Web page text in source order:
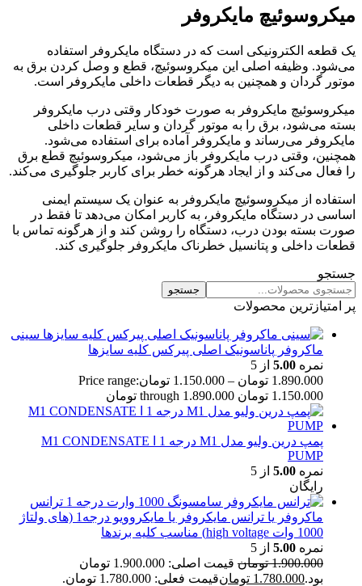
میکروسوئیچ مایکروفر
یک قطعه الکترونیکی است که در دستگاه مایکروفر استفاده
می‌شود. وظیفه اصلی این میکروسوئیچ، قطع و وصل کردن برق به
موتور گردان و همچنین به دیگر قطعات داخلی مایکروفر است.
میکروسوئیچ مایکروفر به صورت خودکار وقتی درب مایکروفر
بسته می‌شود، برق را به موتور گردان و سایر قطعات داخلی
مایکروفر می‌رساند و مایکروفر آماده برای استفاده می‌شود.
همچنین، وقتی درب مایکروفر باز می‌شود، میکروسوئیچ قطع برق
را فعال می‌کند و از ایجاد هرگونه خطر برای کاربر جلوگیری می‌کند.
استفاده از میکروسوئیچ مایکروفر به عنوان یک سیستم ایمنی
اساسی در دستگاه مایکروفر، به کاربر امکان می‌دهد تا فقط در
صورت بسته بودن درب، دستگاه را روشن کند و از هرگونه تماس با
قطعات داخلی و پتانسیل خطرناک مایکروفر جلوگیری کند.
جستجو
جستجو
پر امتیازترین محصولات
سینی
ماکروفر پاناسونیک اصلی پیرکس کلیه سایزها
نمره 5.00 از 5
1.890.000 تومان –
1.150.000 تومانPrice range:
1.150.000 تومان through 1.890.000 تومان
پمپ درین ولیو مدل M1 درجه 1 ا M1 CONDENSATE
PUMP
نمره 5.00 از 5
رایگان
ترانس
ماکروفر یا ترانس مایکروفر یا مایکروویو درجه1 (های ولتاژ
1000 وات high voltage) مناسب کلیه برندها
نمره 5.00 از 5
1.900.000 تومان
قیمت اصلی: 1.900.000 تومان
بود.1.780.000 تومانقیمت فعلی: 1.780.000 تومان.